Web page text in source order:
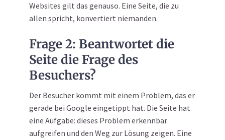
Websites gilt das genauso. Eine Seite, die zu
allen spricht, konvertiert niemanden.
Frage 2: Beantwortet die
Seite die Frage des
Besuchers?
Der Besucher kommt mit einem Problem, das er
gerade bei Google eingetippt hat. Die Seite hat
eine Aufgabe: dieses Problem erkennbar
aufgreifen und den Weg zur Lösung zeigen. Eine